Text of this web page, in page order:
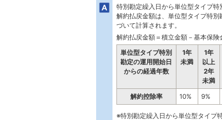
特別勘定繰入日から単位型タイプ
解約払戻金額は、単位型タイプ特
づいて計算されます。
解約払戻金額＝積立金額－基本保
単位型タイプ特別
勘定の運用開始日
からの経過年数
1年
未満
1年
以上
2年
未満
解約控除率
10% 9%
※特別勘定繰入日から単位型タイプ